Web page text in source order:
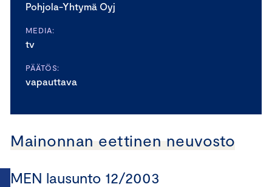
Pohjola-Yhtymä Oyj
MEDIA:
tv
PÄÄTÖS:
vapauttava
Mainonnan eettinen neuvosto
MEN lausunto 12/2003